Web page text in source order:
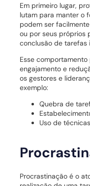
Em primeiro lugar,
lutam para manter o
podem ser
ou por seus próprios
conclusão de tarefas
Esse
engajamento e
os gestores e
exemplo:
Quebra de
Uso de
Procrastinação é o